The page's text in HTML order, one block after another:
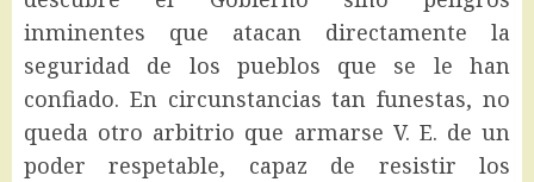
inminentes que atacan directamente la
seguridad de los pueblos que se le han
confiado. En circunstancias tan funestas, no
queda otro arbitrio que armarse V. E. de un
poder respetable, capaz de resistir los